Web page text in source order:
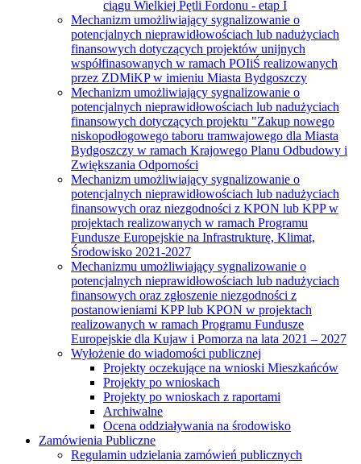
ciągu Wielkiej Pętli Fordonu - etap I
Mechanizm umożliwiający sygnalizowanie o
potencjalnych nieprawidłowościach lub nadużyciach
finansowych dotyczących projektów unijnych
współfinasowanych w ramach POIiŚ realizowanych
przez ZDMiKP w imieniu Miasta Bydgoszczy
Mechanizm umożliwiający sygnalizowanie o
potencjalnych nieprawidłowościach lub nadużyciach
finansowych dotyczących projektu "Zakup nowego
niskopodłogowego taboru tramwajowego dla Miasta
Bydgoszczy w ramach Krajowego Planu Odbudowy i
Zwiększania Odporności
Mechanizm umożliwiający sygnalizowanie o
potencjalnych nieprawidłowościach lub nadużyciach
finansowych oraz niezgodności z KPON lub KPP w
projektach realizowanych w ramach Programu
Fundusze Europejskie na Infrastrukturę, Klimat,
Środowisko 2021-2027
Mechanizmu umożliwiający sygnalizowanie o
potencjalnych nieprawidłowościach lub nadużyciach
finansowych oraz zgłoszenie niezgodności z
postanowieniami KPP lub KPON w projektach
realizowanych w ramach Programu Fundusze
Europejskie dla Kujaw i Pomorza na lata 2021 – 2027
Wyłożenie do wiadomości publicznej
Projekty oczekujące na wnioski Mieszkańców
Projekty po wnioskach
Projekty po wnioskach z raportami
Archiwalne
Ocena oddziaływania na środowisko
Zamówienia Publiczne
Regulamin udzielania zamówień publicznych